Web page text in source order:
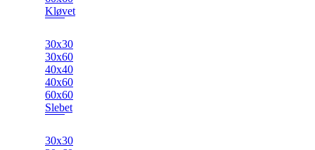
Kløvet
30x30
30x60
40x40
40x60
60x60
Slebet
30x30